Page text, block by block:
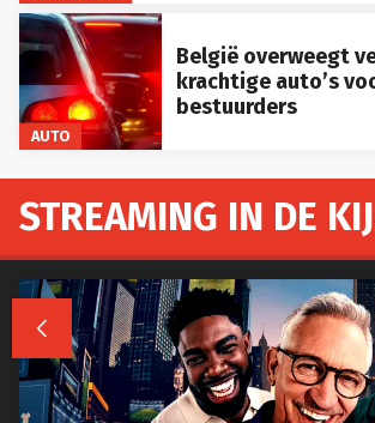
AUTO
België overweegt
krachtige auto’s
bestuurders
STREAMING IN DE
